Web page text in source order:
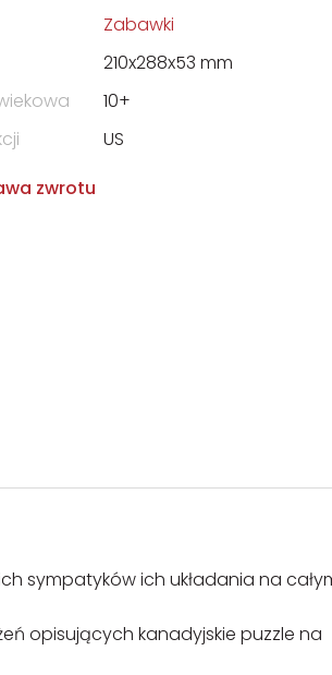
Zabawki
210x288x53 mm
10+
US
zwrotu
sympatyków ich układania na
opisujących kanadyjskie puzzle na